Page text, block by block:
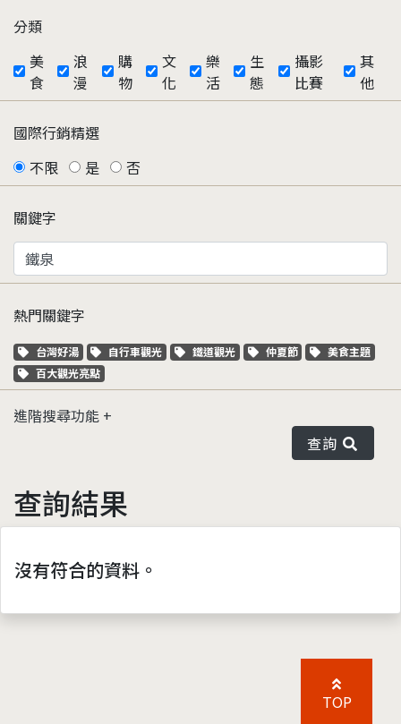
分類
美
食
浪
漫
購
物
文
化
樂
活
生
態
攝影
比賽
其
他
國際行銷精選
不限
是 否
關鍵字
熱門關鍵字
關鍵字標籤
台灣好湯 關鍵字標籤
自行車觀光 關鍵字標籤
鐵道觀光 關鍵字標籤
仲夏節 關鍵字標籤
美食主題
關鍵字標籤
百大觀光亮點
進階搜尋功能
查詢
查詢結果
沒有符合的資料。
TOP